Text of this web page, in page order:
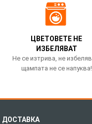
ЦВЕТОВЕТЕ НЕ
ИЗБЕЛЯВАТ
Не се изтрива, не
щампата не се напуква!
ДОСТАВКА